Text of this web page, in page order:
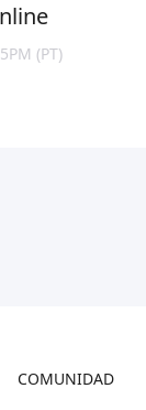
(PT)
COMUNIDAD